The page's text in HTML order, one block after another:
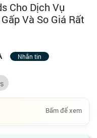
Cho Dịch Vụ
Và So Giá Rất
Nhắn tin
Bấm để xem